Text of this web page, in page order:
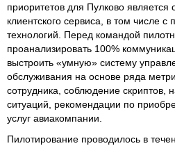
приоритетов для Пулково является
клиентского сервиса, в том числе
технологий. Перед командой
проанализировать 100%
выстроить «умную» систему
обслуживания на основе ряда
сотрудника, соблюдение скриптов,
ситуаций, рекомендации по
услуг авиакомпании.
Пилотирование проводилось в